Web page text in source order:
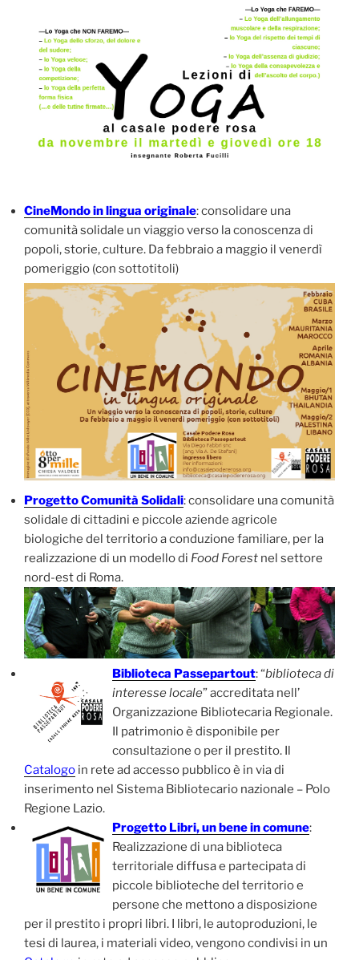
CineMondo in lingua originale: consolidare una
comunità solidale un viaggio verso la conoscenza di
popoli, storie, culture. Da febbraio a maggio il venerdì
pomeriggio (con sottotitoli)
Progetto Comunità Solidali: consolidare una comunità
solidale di cittadini e piccole aziende agricole
biologiche del territorio a conduzione familiare, per la
realizzazione di un modello di Food Forest nel settore
nord-est di Roma.
Biblioteca Passepartout: “biblioteca di
interesse locale” accreditata nell’
Organizzazione Bibliotecaria Regionale.
Il patrimonio è disponibile per
consultazione o per il prestito. Il
Catalogo in rete ad accesso pubblico è in via di
inserimento nel Sistema Bibliotecario nazionale – Polo
Regione Lazio.
Progetto Libri, un bene in comune:
Realizzazione di una biblioteca
territoriale diffusa e partecipata di
piccole biblioteche del territorio e
persone che mettono a disposizione
per il prestito i propri libri. I libri, le autoproduzioni, le
tesi di laurea, i materiali video, vengono condivisi in un